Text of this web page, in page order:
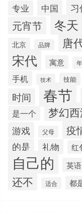
专业 中国 习
元宵节 冬天
北京 品牌 唐
宋代 寓意
手机 技术 技能
时间 春节
是一个 梦幻
游戏 父母 疫
的是 礼物 红
自己的 英语
还不 适合 都